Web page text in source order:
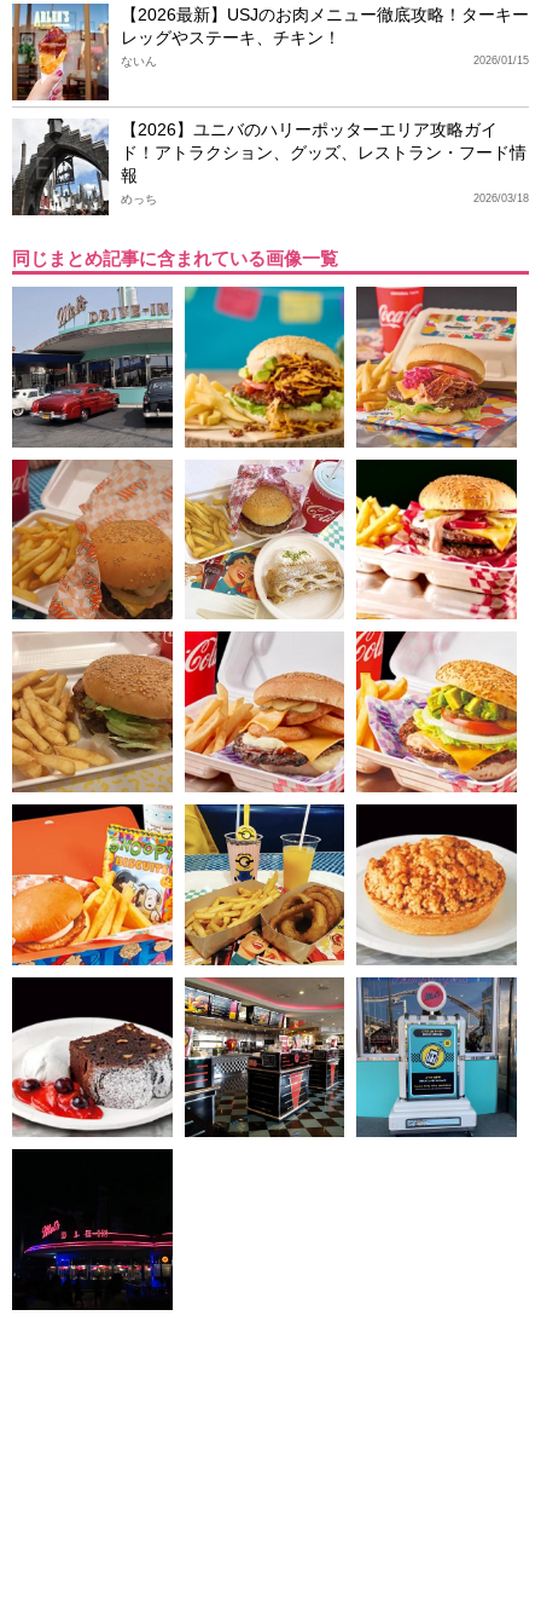
【2026最新】USJのお肉メニュー徹底攻略！ターキー
レッグやステーキ、チキン！
2026/01/15
ないん
【2026】ユニバのハリーポッターエリア攻略ガイ
ド！アトラクション、グッズ、レストラン・フード情
報
2026/03/18
めっち
同じまとめ記事に含まれている画像一覧